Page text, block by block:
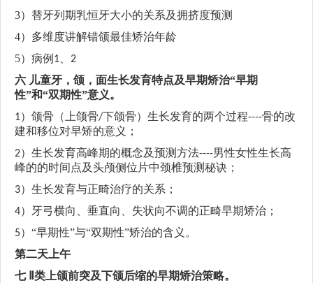
3） 替牙列期乳恒牙大小的关系及拥挤度预测
4） 多维度讲解错颌最佳矫治年龄
5） 病例 1、 2
六 儿童牙，颌，面生长发育特点及早期矫治“早期
性”和“双期性”意义。
1）颌骨（上颌骨/下颌骨）生长发育的两个过程----骨的改
建和移位对早矫的意义；
2）生长发育高峰期的概念及预测方法----男性女性生长高
峰的的时间点及头颅侧位片中颈椎预测秘诀 ；
3）生长发育与正畸治疗的关系；
4）牙弓横向、垂直向、失状向不调的正畸早期矫治；
5）“早期性”与“双期性”矫治的含义。
第二天上午
七
类上颌前突及下颌后缩的早期矫治策略。